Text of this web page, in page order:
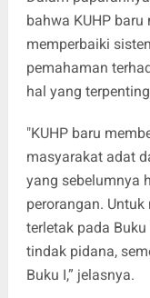
bahwa KUHP
memperbaiki
pemahaman
hal yang
"KUHP baru
masyarakat adat
yang sebelumnya
perorangan. Untuk
terletak pada
tindak pidana,
Buku I,” jelasnya.